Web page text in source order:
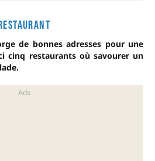
de bonnes adresses pour une
cinq restaurants où savourer un